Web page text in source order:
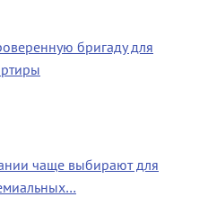
бригаду для
чаще выбирают для